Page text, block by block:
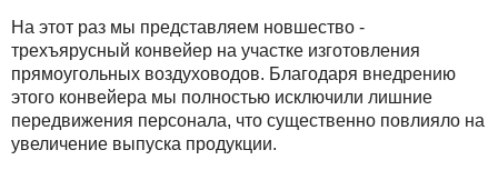
На этот раз мы представляем новшество -
трехъярусный конвейер на участке изготовления
прямоугольных воздуховодов. Благодаря внедрению
этого конвейера мы полностью исключили лишние
передвижения персонала, что существенно повлияло на
увеличение выпуска продукции.